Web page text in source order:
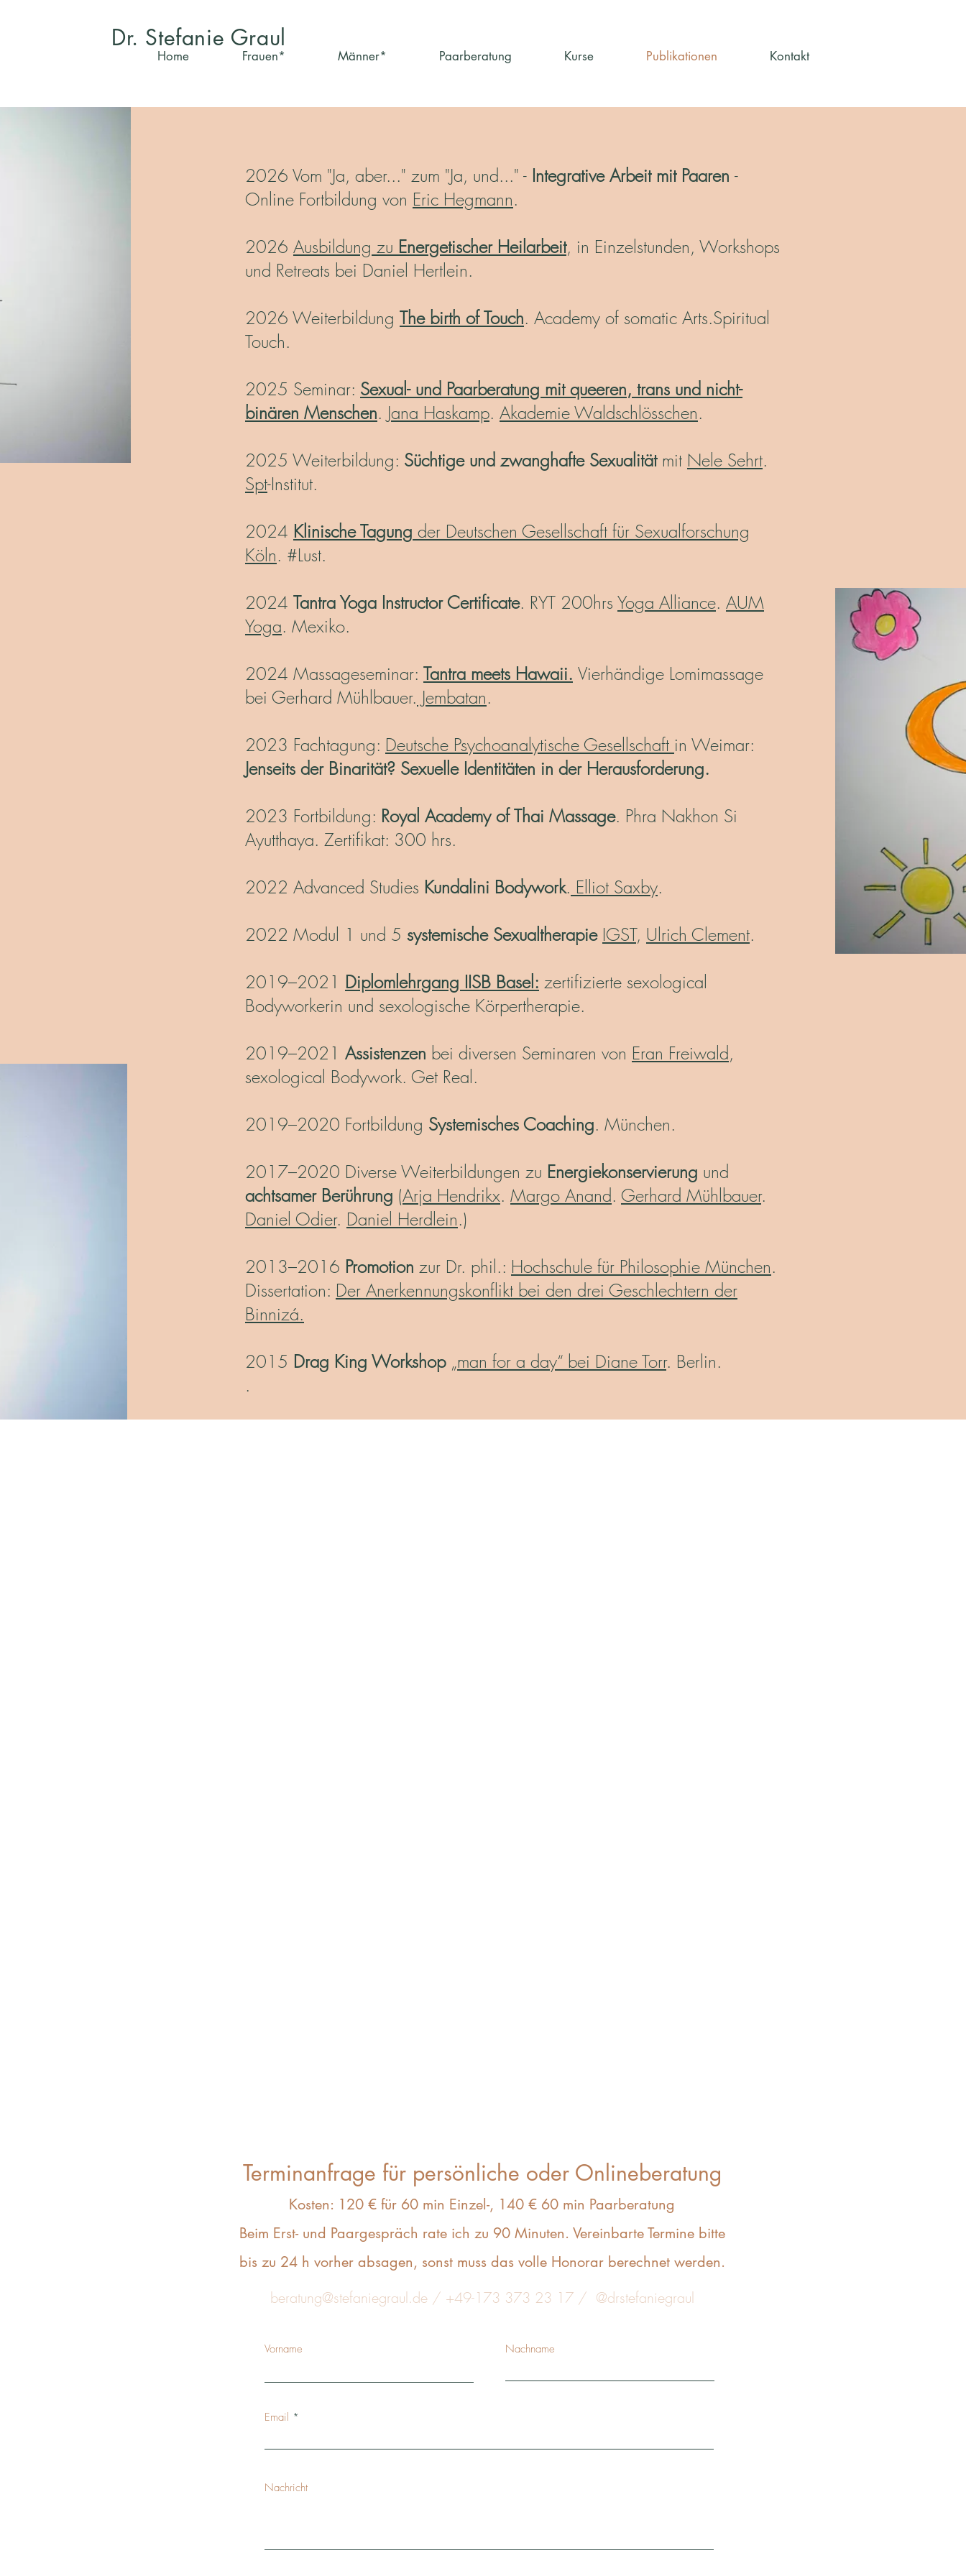
Dr. Stefanie Graul
Home Frauen* Männer* Paarberatung Kurse Publikationen Kontakt
2026 Vom "Ja, aber..." zum "Ja, und..." - Integrative Arbeit mit Paaren -
Online Fortbildung von Eric Hegmann.
2026 Ausbildung zu Energetischer Heilarbeit, in Einzelstunden, Workshops
und Retreats bei Daniel Hertlein.
2026 Weiterbildung The birth of Touch. Academy of somatic Arts.Spiritual
Touch.
2025 Seminar: Sexual- und Paarberatung mit queeren, trans und nicht-
binären Menschen. Jana Haskamp. Akademie Waldschlösschen.
2025 Weiterbildung: Süchtige und zwanghafte Sexualitätmit Nele Sehrt.
Spt-Institut.
2024 Klinische Tagung der Deutschen Gesellschaft für Sexualforschung
Köln. #Lust.
2024 Tantra Yoga Instructor Certificate. RYT 200hrs Yoga Alliance. AUM
Yoga. Mexiko.
2024 Massageseminar: Tantra meets Hawaii. Vierhändige Lomimassage
bei Gerhard Mühlbauer. Jembatan.
2023 Fachtagung: Deutsche Psychoanalytische Gesellschaft in Weimar:
Jenseits der Binarität? Sexuelle Identitäten in der Herausforderung.
2023 Fortbildung: Royal Academy of Thai Massage. Phra Nakhon Si
Ayutthaya. Zertifikat: 300 hrs.
2022 Advanced Studies Kundalini Bodywork. Elliot Saxby.
2022 Modul 1 und 5 systemische Sexualtherapie IGST, Ulrich Clement.
2019–2021 Diplomlehrgang IISB Basel: zertifizierte sexological
Bodyworkerin und sexologische Körpertherapie.
2019–2021 Assistenzen bei diversen Seminaren von Eran Freiwald,
sexological Bodywork. Get Real.
2019–2020 Fortbildung Systemisches Coaching. München.
2017–2020 Diverse Weiterbildungen zu Energiekonservierung und
achtsamer Berührung (Arja Hendrikx. Margo Anand. Gerhard Mühlbauer.
Daniel Odier. Daniel Herdlein.)
2013–2016 Promotion zur Dr. phil.: Hochschule für Philosophie München.
Dissertation: Der Anerkennungskonflikt bei den drei Geschlechtern der
Binnizá.
2015 Drag King Workshop „man for a day“ bei Diane Torr. Berlin.
.
Terminanfrage für persönliche oder Onlineberatung
Kosten: 120 € für 60 min Einzel-, 140 € 60 min Paarberatung
Beim Erst- und Paargespräch rate ich zu 90 Minuten. Vereinbarte Termine bitte
bis zu 24 h vorher absagen, sonst muss das volle Honorar berechnet werden.
beratung@stefaniegraul.de / +49-173 373 23 17 / @drstefaniegraul
Vorname Nachname
Email
Nachricht